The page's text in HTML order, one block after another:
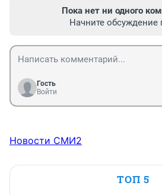
Пока нет ни одного
Начните
Гость
Войти
Новости СМИ2
ТОП 5